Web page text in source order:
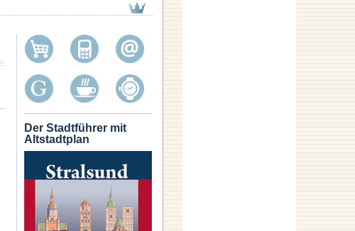
Der Stadtführer mit
Altstadtplan